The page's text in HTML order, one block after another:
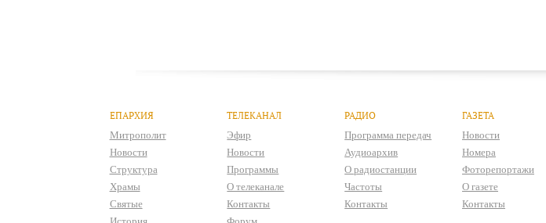
ЕПАРХИЯ
Митрополит
Новости
Структура
Храмы
Святые
ТЕЛЕКАНАЛ
Эфир
Новости
Программы
О телеканале
Контакты
РАДИО
Программа передач
Аудиоархив
О радиостанции
Частоты
Контакты
ГАЗЕТА
Новости
Номера
Фоторепортажи
О газете
Контакты